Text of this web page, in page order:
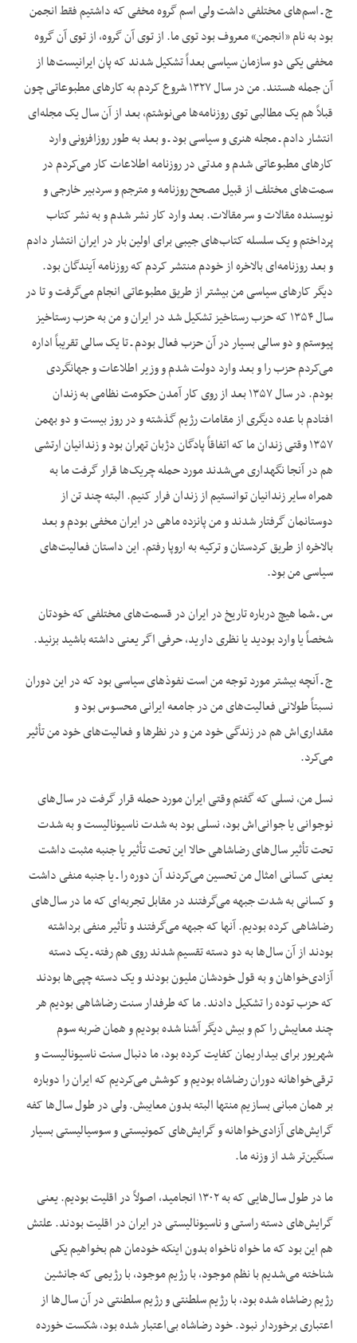
ج ـ اسم‌های مختلفی داشت ولی اسم گروه مخفی که داشتیم فقط انجمن
بود به نام «انجمن» معروف بود توی ما. از توی آن گروه، از توی آن گروه
مخفی یکی دو سازمان سیاسی بعداً تشکیل شدند که پان ایرانیست‌ها از
آن جمله هستند. من در سال ۱۳۲۷ شروع کردم به کارهای مطبوعاتی چون
قبلاً هم یک مطالبی توی روزنامه‌ها می‌نوشتم، بعد از آن سال یک مجله‌ای
انتشار دادم ـ مجله هنری و سیاسی بود ـ و بعد به طور روزافزونی وارد
کارهای مطبوعاتی شدم و مدتی در روزنامه اطلاعات کار می‌کردم در
سمت‌های مختلف از قبیل مصحح روزنامه و مترجم و سردبیر خارجی و
نویسنده مقالات و سرمقالات. بعد وارد کار نشر شدم و به نشر کتاب
پرداختم و یک سلسله کتاب‌های جیبی برای اولین بار در ایران انتشار دادم
و بعد روزنامه‌ای بالاخره از خودم منتشر کردم که روزنامه آیندگان بود.
دیگر کارهای سیاسی من بیشتر از طریق مطبوعاتی انجام می‌گرفت و تا در
سال ۱۳۵۴ که حزب رستاخیز تشکیل شد در ایران و من به حزب رستاخیز
پیوستم و دو سالی بسیار در آن حزب فعال بودم ـ تا یک سالی تقریباً اداره
می‌کردم حزب را و بعد وارد دولت شدم و وزیر اطلاعات و جهانگردی
بودم. در سال ۱۳۵۷ بعد از روی کار آمدن حکومت نظامی به زندان
افتادم با عده دیگری از مقامات رژیم گذشته و در روز بیست و دو بهمن
۱۳۵۷ وقتی زندان ما که اتفاقاً پادگان دژبان تهران بود و زندانیان ارتشی
هم در آنجا نگهداری می‌شدند مورد حمله چریک‌ها قرار گرفت ما به
همراه سایر زندانیان توانستیم از زندان فرار کنیم. البته چند تن از
دوستانمان گرفتار شدند و من پانزده ماهی در ایران مخفی بودم و بعد
بالاخره از طریق کردستان و ترکیه به اروپا رفتم. این داستان فعالیت‌های
سیاسی من بود.
س ـ شما هیچ درباره تاریخ در ایران در قسمت‌های مختلفی که خودتان
شخصاً یا وارد بودید یا نظری دارید، حرفی اگر یعنی داشته باشید بزنید.
ج ـ آنچه بیشتر مورد توجه من است نفوذهای سیاسی بود که در این دوران
نسبتاً طولانی فعالیت‌های من در جامعه ایرانی محسوس بود و
مقداری‌اش هم در زندگی خود من و در نظرها و فعالیت‌های خود من تأثیر
می‌کرد.
نسل من، نسلی که گفتم وقتی ایران مورد حمله قرار گرفت در سال‌های
نوجوانی یا جوانی‌اش بود، نسلی بود به شدت ناسیونالیست و به شدت
تحت تأثیر سال‌های رضاشاهی حالا این تحت تأثیر یا جنبه مثبت داشت
یعنی کسانی امثال من تحسین می‌کردند آن دوره را ـ یا جنبه منفی داشت
و کسانی به شدت جبهه می‌گرفتند در مقابل تجربه‌ای که ما در سال‌های
رضاشاهی کرده بودیم. آنها که جبهه می‌گرفتند و تأثیر منفی برداشته
بودند از آن سال‌ها به دو دسته تقسیم شدند روی هم رفته ـ یک دسته
آزادی‌خواهان و به قول خودشان ملیون بودند و یک دسته چپی‌ها بودند
که حزب توده را تشکیل دادند. ما که طرفدار سنت رضاشاهی بودیم هر
چند معایبش را کم و بیش دیگر آشنا شده بودیم و همان ضربه سوم
شهریور برای بیداریمان کفایت کرده بود، ما دنبال سنت ناسیونالیست و
ترقی‌خواهانه دوران رضاشاه بودیم و کوشش می‌کردیم که ایران را دوباره
بر همان مبانی بسازیم منتها البته بدون معایبش. ولی در طول سال‌ها کفه
گرایش‌های آزادی‌خواهانه و گرایش‌های کمونیستی و سوسیالیستی بسیار
سنگین‌تر شد از وزنه ما.
ما در طول سال‌هایی که به ۱۳۰۲ انجامید، اصولاً در اقلیت بودیم. یعنی
گرایش‌های دسته راستی و ناسیونالیستی در ایران در اقلیت بودند. علتش
هم این بود که ما خواه ناخواه بدون اینکه خودمان هم بخواهیم یکی
شناخته می‌شدیم با نظم موجود، با رژیم موجود، با رژیمی که جانشین
رژیم رضاشاه شده بود، با رژیم سلطنتی و رژیم سلطنتی در آن سال‌ها از
اعتباری برخوردار نبود. خود رضاشاه بی‌اعتبار شده بود، شکست خورده